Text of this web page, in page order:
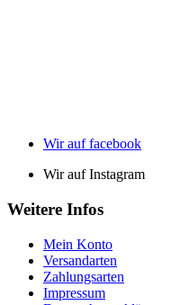
Wir auf facebook
Wir auf Instagram
Weitere Infos
Mein Konto
Versandarten
Zahlungsarten
Impressum